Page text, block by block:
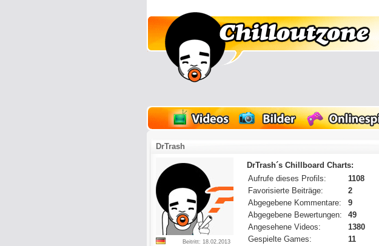
DrTrash
Beitritt: 18.02.2013
DrTrash´s Chillboard Charts:
Aufrufe dieses Profils:
1108
Favorisierte Beiträge:
2
Abgegebene Kommentare:
9
Abgegebene Bewertungen:
49
Angesehene Videos:
1380
Gespielte Games:
11